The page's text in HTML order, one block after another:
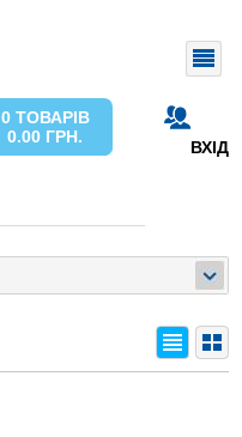
ВХІД
0 ТОВАРІВ
0.00 ГРН.